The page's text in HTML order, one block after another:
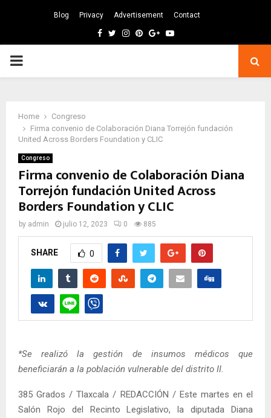
Blog Privacy Advertisement Contact
Facebook
TwitterInstagram
Pinterest
GoogleYoutube
PRIMARY
Home
Congreso
Firma convenio de Colaboración Diana Torrejón fundación
United Across Borders Foundation y CLIC
Congreso
Firma convenio de Colaboración Diana
Torrejón fundación United Across
Borders Foundation y CLIC
by admin julio 12, 2023 0 885
SHARE 0
*Se realizó la gestión de insumos médicos que
beneficiarán a la población vulnerable del distrito II.
385 Grados / Tlaxcala / REDACCIÓN / Este martes en el
Salón Rojo del Recinto Legislativo, la diputada Diana